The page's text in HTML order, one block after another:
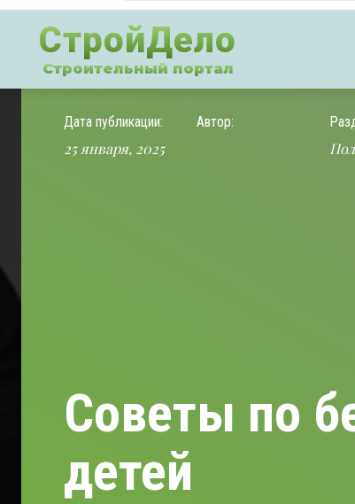
СтройДело
Строительный портал
Советы по
детей
Дата публикации:
25 января, 2025
Автор: